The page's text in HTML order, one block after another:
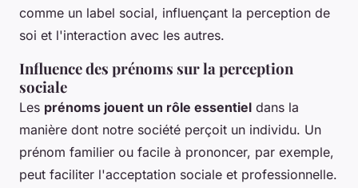
comme un label social, influençant la perception de
soi et l'interaction avec les autres.
Influence des prénoms sur la perception
sociale
Les prénoms jouent un rôle essentiel dans la
manière dont notre société perçoit un individu. Un
prénom familier ou facile à prononcer, par exemple,
peut faciliter l'acceptation sociale et professionnelle.